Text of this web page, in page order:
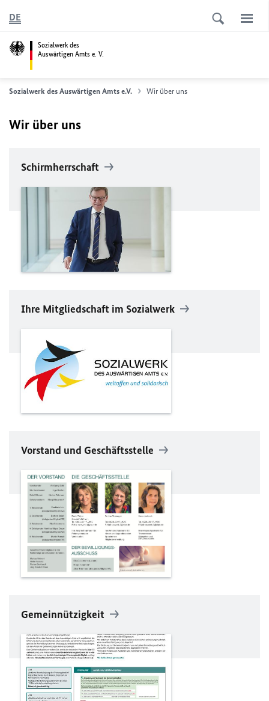
Sozialwerk des
Auswärtigen Amts e. V.
DE
Sozialwerk des Auswärtigen Amts e.V. Wir über uns
Wir über uns
Schirmherrschaft
Ihre Mitgliedschaft im Sozialwerk
Vorstand und Geschäftsstelle
Gemeinnützigkeit